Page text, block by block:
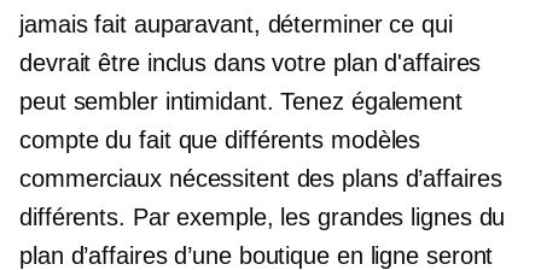
jamais fait auparavant, déterminer ce qui
devrait être inclus dans votre plan d'affaires
peut sembler intimidant. Tenez également
compte du fait que différents modèles
commerciaux nécessitent des plans d’affaires
différents. Par exemple, les grandes lignes du
plan d’affaires d’une boutique en ligne seront